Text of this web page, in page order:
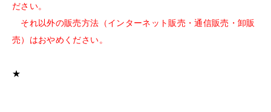
ださい。
それ以外の販売方法（インターネット販売・通信販売・卸販
売）はおやめください。
★